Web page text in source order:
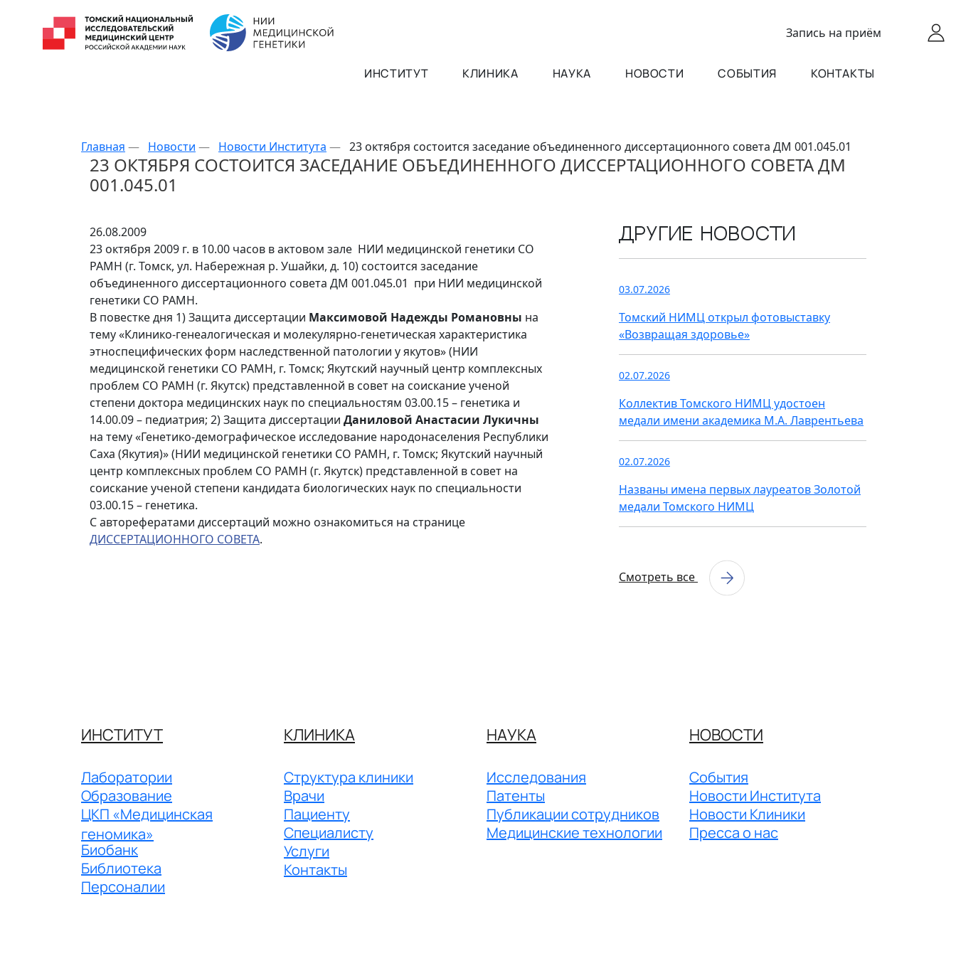
Запись на приём
ИНСТИТУТ КЛИНИКА НАУКА НОВОСТИ СОБЫТИЯ КОНТАКТЫ
Главная — Новости — Новости Института — 23 октября состоится заседание объединенного диссертационного совета ДМ 001.045.01
23 ОКТЯБРЯ СОСТОИТСЯ ЗАСЕДАНИЕ ОБЪЕДИНЕННОГО ДИССЕРТАЦИОННОГО СОВЕТА ДМ
001.045.01
26.08.2009
23 октября 2009 г. в 10.00 часов в актовом зале НИИ медицинской генетики СО
РАМН (г. Томск, ул. Набережная р. Ушайки, д. 10) состоится заседание
объединенного диссертационного совета ДМ 001.045.01 при НИИ медицинской
генетики СО РАМН.
В повестке дня 1) Защита диссертации Максимовой Надежды Романовны на
тему «Клинико-генеалогическая и молекулярно-генетическая характеристика
этноспецифических форм наследственной патологии у якутов» (НИИ
медицинской генетики СО РАМН, г. Томск; Якутский научный центр комплексных
проблем СО РАМН (г. Якутск) представленной в совет на соискание ученой
степени доктора медицинских наук по специальностям 03.00.15 – генетика и
14.00.09 – педиатрия; 2) Защита диссертации Даниловой Анастасии Лукичны
на тему «Генетико-демографическое исследование народонаселения Республики
Саха (Якутия)» (НИИ медицинской генетики СО РАМН, г. Томск; Якутский научный
центр комплексных проблем СО РАМН (г. Якутск) представленной в совет на
соискание ученой степени кандидата биологических наук по специальности
03.00.15 – генетика.
С авторефератами диссертаций можно ознакомиться на странице
ДИССЕРТАЦИОННОГО СОВЕТА.
Другие новости
03.07.2026
Томский НИМЦ открыл фотовыставку
«Возвращая здоровье»
02.07.2026
Коллектив Томского НИМЦ удостоен
медали имени академика М.А. Лаврентьева
02.07.2026
Названы имена первых лауреатов Золотой
медали Томского НИМЦ
Смотреть все
ИНСТИТУТ
Лаборатории
Образование
ЦКП «Медицинская
геномика»
Биобанк
Библиотека
Персоналии
КЛИНИКА
Структура клиники
Врачи
Пациенту
Специалисту
Услуги
Контакты
НАУКА
Исследования
Патенты
Публикации сотрудников
Медицинские технологии
НОВОСТИ
События
Новости Института
Новости Клиники
Пресса о нас